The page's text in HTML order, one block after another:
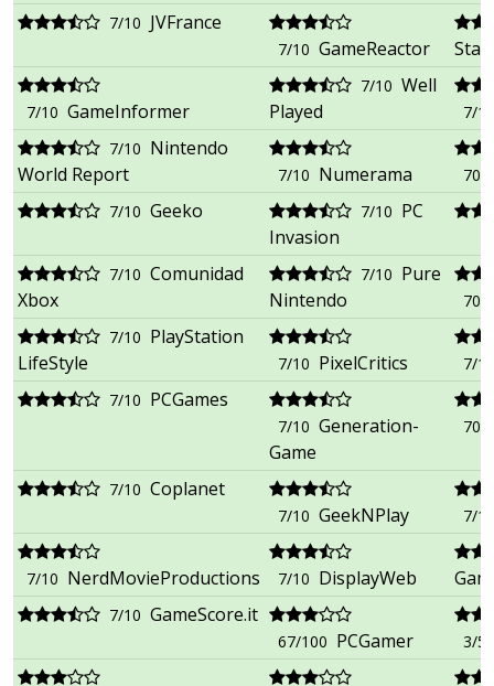
7/10 JVFrance
7/10 GameReactor Start
7/10 GameInformer
7/10 Well
Played
7/10
7/10 Nintendo
World Report
7/10 Numerama
70/
7/10 Geeko 7/10 PC
Invasion
7/10 Comunidad
Xbox
7/10 Pure
Nintendo
70/
7/10 PlayStation
LifeStyle
7/10 PixelCritics
7/10
7/10 PCGames
7/10 Generation-
Game
70/
7/10 Coplanet
7/10 GeekNPlay 7/10
7/10 NerdMovieProductions 7/10 DisplayWeb
7/10 GameScore.it
67/100 PCGamer 3/5